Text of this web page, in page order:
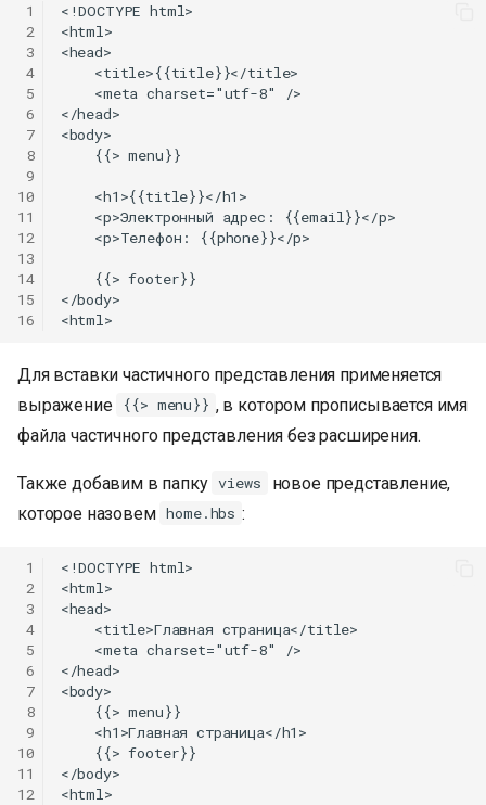
1
2
3
4
5
6
7
8
9
10
11
12
13
14
15
16
<!DOCTYPE html>
<html>
<head>
    <title>{{title}}</title>
    <meta charset="utf-8" />
</head>
<body>
    {{> menu}}
    <h1>{{title}}</h1>
    <p>Электронный адрес: {{email}}</p>
    <p>Телефон: {{phone}}</p>
    {{> footer}}
</body>
Для вставки частичного представления применяется
выражение
{{> menu}} , в котором прописывается имя
файла частичного представления без расширения.
Также добавим в папку views
новое представление,
которое назовем home.hbs :
1
2
3
4
5
6
7
8
9
10
11
12
<!DOCTYPE html>
<html>
<head>
    <title>Главная страница</title>
    <meta charset="utf-8" />
</head>
<body>
    {{> menu}}
    <h1>Главная страница</h1>
    {{> footer}}
</body>